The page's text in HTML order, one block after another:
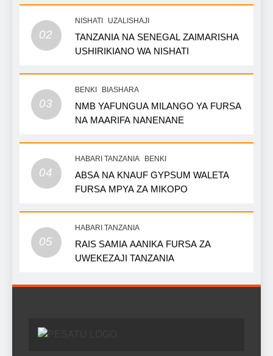
02
NISHATI UZALISHAJI
TANZANIA NA SENEGAL ZAIMARISHA
USHIRIKIANO WA NISHATI
03
BENKI BIASHARA
NMB YAFUNGUA MILANGO YA FURSA
NA MAARIFA NANENANE
04
HABARI TANZANIA BENKI
ABSA NA KNAUF GYPSUM WALETA
FURSA MPYA ZA MIKOPO
05
HABARI TANZANIA
RAIS SAMIA AANIKA FURSA ZA
UWEKEZAJI TANZANIA